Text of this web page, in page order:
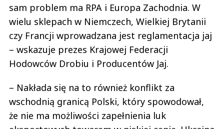
sam problem ma RPA i Europa Zachodnia. W
wielu sklepach w Niemczech, Wielkiej Brytanii
czy Francji wprowadzana jest reglamentacja jaj
– wskazuje prezes Krajowej Federacji
Hodowców Drobiu i Producentów Jaj.
– Nakłada się na to również konflikt za
wschodnią granicą Polski, który spowodował,
że nie ma możliwości zapełnienia luk